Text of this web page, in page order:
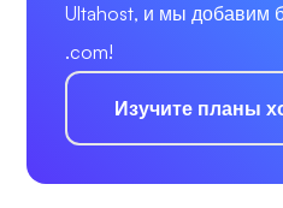
Ultahost, и мы добавим
.com!
Изучите планы